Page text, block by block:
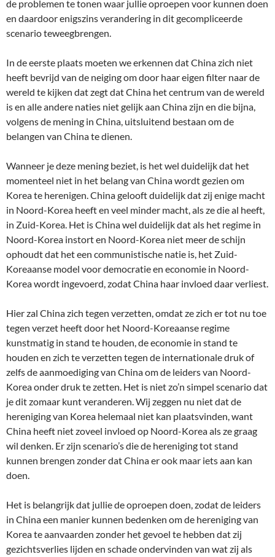
de problemen te tonen waar jullie oproepen voor kunnen doen
en daardoor enigszins verandering in dit gecompliceerde
scenario teweegbrengen.
In de eerste plaats moeten we erkennen dat China zich niet
heeft bevrijd van de neiging om door haar eigen filter naar de
wereld te kijken dat zegt dat China het centrum van de wereld
is en alle andere naties niet gelijk aan China zijn en die bijna,
volgens de mening in China, uitsluitend bestaan om de
belangen van China te dienen.
Wanneer je deze mening beziet, is het wel duidelijk dat het
momenteel niet in het belang van China wordt gezien om
Korea te herenigen. China gelooft duidelijk dat zij enige macht
in Noord-Korea heeft en veel minder macht, als ze die al heeft,
in Zuid-Korea. Het is China wel duidelijk dat als het regime in
Noord-Korea instort en Noord-Korea niet meer de schijn
ophoudt dat het een communistische natie is, het Zuid-
Koreaanse model voor democratie en economie in Noord-
Korea wordt ingevoerd, zodat China haar invloed daar verliest.
Hier zal China zich tegen verzetten, omdat ze zich er tot nu toe
tegen verzet heeft door het Noord-Koreaanse regime
kunstmatig in stand te houden, de economie in stand te
houden en zich te verzetten tegen de internationale druk of
zelfs de aanmoediging van China om de leiders van Noord-
Korea onder druk te zetten. Het is niet zo’n simpel scenario dat
je dit zomaar kunt veranderen. Wij zeggen nu niet dat de
hereniging van Korea helemaal niet kan plaatsvinden, want
China heeft niet zoveel invloed op Noord-Korea als ze graag
wil denken. Er zijn scenario’s die de hereniging tot stand
kunnen brengen zonder dat China er ook maar iets aan kan
doen.
Het is belangrijk dat jullie de oproepen doen, zodat de leiders
in China een manier kunnen bedenken om de hereniging van
Korea te aanvaarden zonder het gevoel te hebben dat zij
gezichtsverlies lijden en schade ondervinden van wat zij als